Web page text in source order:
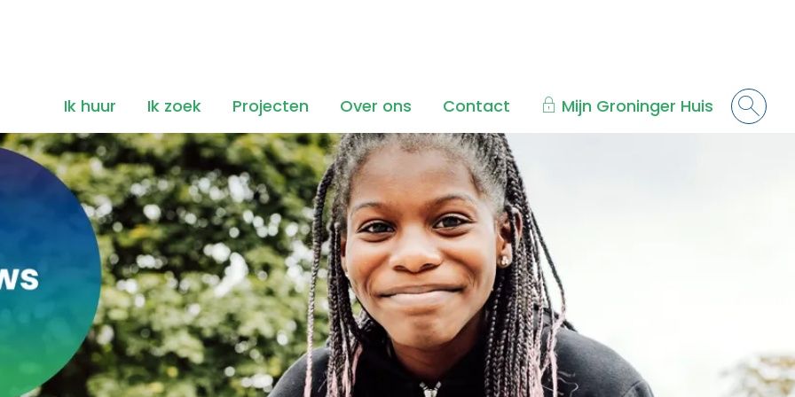
Ik huur Ik zoek Projecten Over ons Contact Mijn Groninger Huis